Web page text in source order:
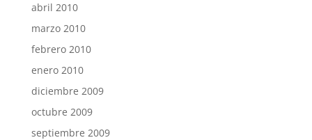
abril 2010
marzo 2010
febrero 2010
enero 2010
diciembre 2009
octubre 2009
septiembre 2009